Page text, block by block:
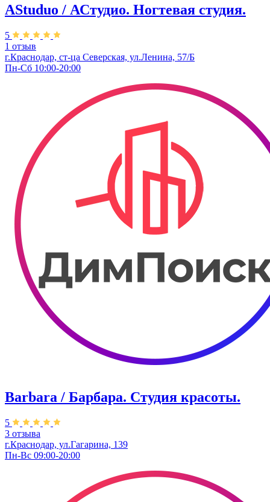
AStuduo / АСтудио. Ногтевая студия.
5
1 отзыв
г.Краснодар, ст-ца Северская, ул.Ленина, 57/Б
Пн-Сб 10:00-20:00
Barbara / Барбара. Студия красоты.
5
3 отзыва
г.Краснодар, ул.Гагарина, 139
Пн-Вс 09:00-20:00